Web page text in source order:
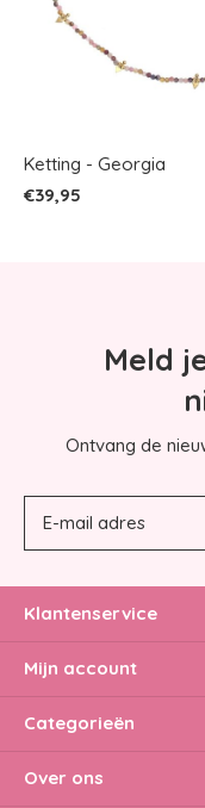
Ketting - Georgia
€39,95
Meld
Ontvang de
Klantenservice
Mijn account
Categorieën
Over ons